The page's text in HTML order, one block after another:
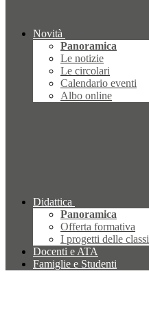
Novità
Panoramica
Le notizie
Le circolari
Calendario eventi
Albo online
Didattica
Panoramica
Offerta formativa
I progetti delle classi
Docenti e ATA
Famiglie e Studenti